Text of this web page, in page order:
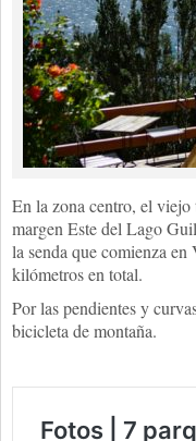
En la zona centro, el
margen Este del Lago
la senda que comienza
kilómetros en total.
Por las pendientes y
bicicleta de montaña.